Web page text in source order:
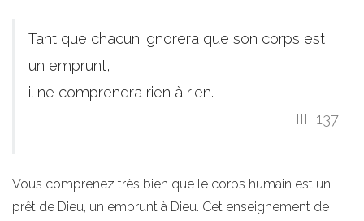
Tant que chacun ignorera que son corps est
un emprunt,
il ne comprendra rien à rien.
III, 137
Vous comprenez très bien que le corps humain est un
prêt de Dieu, un emprunt à Dieu. Cet enseignement de